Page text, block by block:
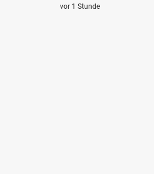
vor 1 Stunde